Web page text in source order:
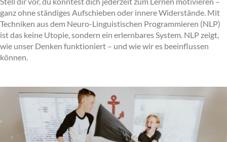
ganz ohne ständiges Aufschieben oder innere Widerstände. Mit
Techniken aus dem Neuro-Linguistischen Programmieren (NLP)
ist das keine Utopie, sondern ein erlernbares System. NLP zeigt,
wie unser Denken funktioniert – und wie wir es beeinflussen
können.